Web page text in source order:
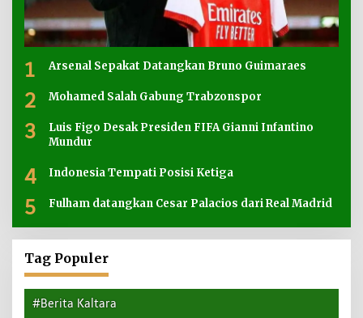
1 Arsenal Sepakat Datangkan Bruno Guimaraes
2 Mohamed Salah Gabung Trabzonspor
3
Luis Figo Desak Presiden FIFA Gianni Infantino
Mundur
4 Indonesia Tempati Posisi Ketiga
5 Fulham datangkan Cesar Palacios dari Real Madrid
Tag Populer
#Berita Kaltara